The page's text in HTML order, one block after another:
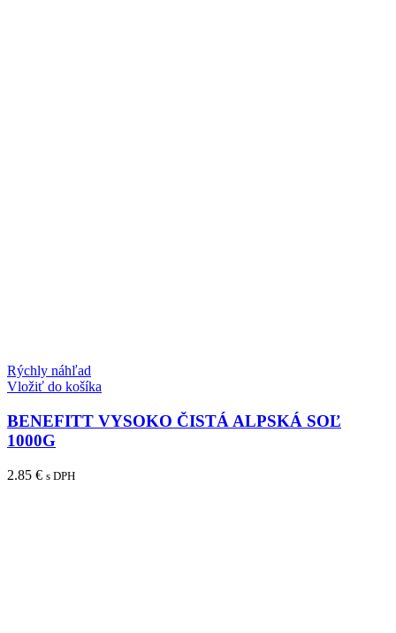
Rýchly náhľad
Vložiť do košíka
BENEFITT VYSOKO ČISTÁ ALPSKÁ SOĽ
1000G
2.85 € s DPH